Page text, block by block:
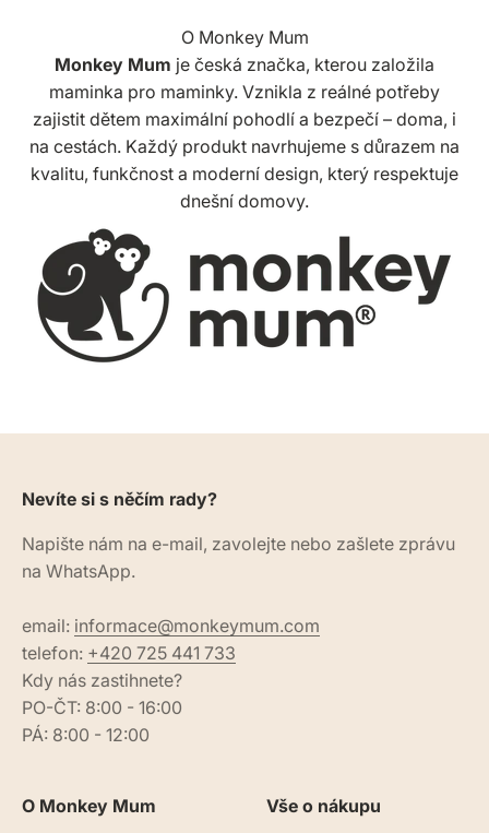
O Monkey Mum
Monkey Mum je česká značka, kterou založila
maminka pro maminky. Vznikla z reálné potřeby
zajistit dětem maximální pohodlí a bezpečí – doma, i
na cestách. Každý produkt navrhujeme s důrazem na
kvalitu, funkčnost a moderní design, který respektuje
dnešní domovy.
Nevíte si s něčím rady?
Napište nám na e-mail, zavolejte nebo zašlete zprávu
na WhatsApp.
email: informace@monkeymum.com
telefon: +420 725 441 733
Kdy nás zastihnete?
PO-ČT: 8:00 - 16:00
PÁ: 8:00 - 12:00
O Monkey Mum Vše o nákupu